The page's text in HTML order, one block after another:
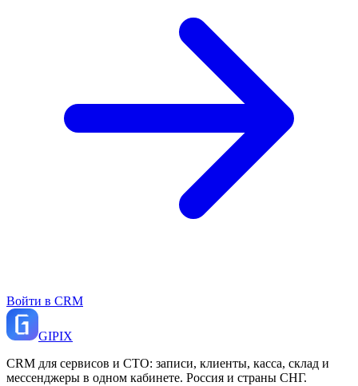
Войти в CRM
GIPIX
CRM для сервисов и СТО: записи, клиенты, касса, склад и
мессенджеры в одном кабинете. Россия и страны СНГ.